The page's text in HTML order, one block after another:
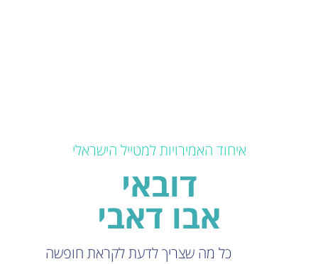
איחוד האמירויות למטייל הישראלי
דובאי
אבו דאבי
כל מה שצריך לדעת לקראת חופשה